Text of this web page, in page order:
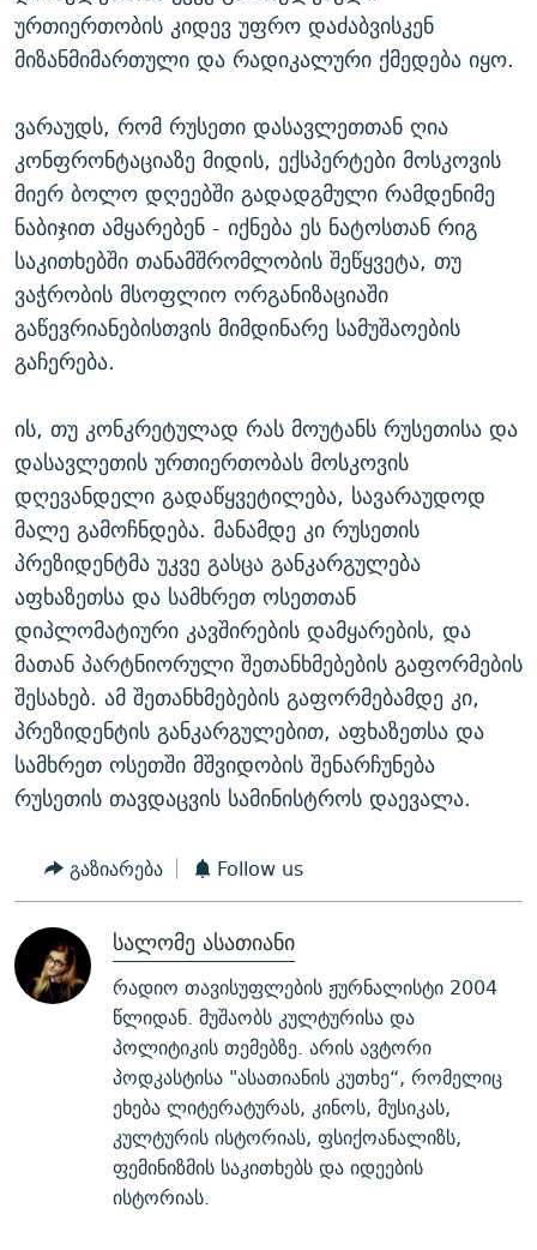
ურთიერთობის კიდევ უფრო დაძაბვისკენ
მიზანმიმართული და რადიკალური ქმედება იყო.
ვარაუდს, რომ რუსეთი დასავლეთთან ღია
კონფრონტაციაზე მიდის, ექსპერტები მოსკოვის
მიერ ბოლო დღეებში გადადგმული რამდენიმე
ნაბიჯით ამყარებენ - იქნება ეს ნატოსთან რიგ
საკითხებში თანამშრომლობის შეწყვეტა, თუ
ვაჭრობის მსოფლიო ორგანიზაციაში
გაწევრიანებისთვის მიმდინარე სამუშაოების
გაჩერება.
ის, თუ კონკრეტულად რას მოუტანს რუსეთისა და
დასავლეთის ურთიერთობას მოსკოვის
დღევანდელი გადაწყვეტილება, სავარაუდოდ
მალე გამოჩნდება. მანამდე კი რუსეთის
პრეზიდენტმა უკვე გასცა განკარგულება
აფხაზეთსა და სამხრეთ ოსეთთან
დიპლომატიური კავშირების დამყარების, და
მათან პარტნიორული შეთანხმებების გაფორმების
შესახებ. ამ შეთანხმებების გაფორმებამდე კი,
პრეზიდენტის განკარგულებით, აფხაზეთსა და
სამხრეთ ოსეთში მშვიდობის შენარჩუნება
რუსეთის თავდაცვის სამინისტროს დაევალა.
გაზიარება Follow us
სალომე ასათიანი
რადიო თავისუფლების ჟურნალისტი 2004
წლიდან. მუშაობს კულტურისა და
პოლიტიკის თემებზე. არის ავტორი
პოდკასტისა "ასათიანის კუთხე“, რომელიც
ეხება ლიტერატურას, კინოს, მუსიკას,
კულტურის ისტორიას, ფსიქოანალიზს,
ფემინიზმის საკითხებს და იდეების
ისტორიას.